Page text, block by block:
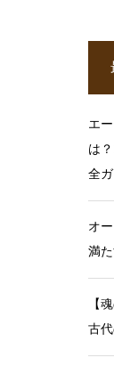
エ
は
全ガ
オ
満
【
古